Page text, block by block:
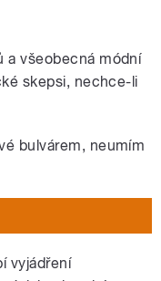
a všeobecná módní
skepsi, nechce-li
bulvárem, neumím
vyjádření